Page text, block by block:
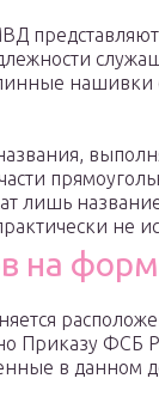
нашивки
лишь
не
на
Приказу
в данном